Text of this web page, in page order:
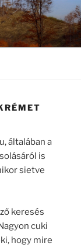
általában a
is
sietve
keresés
cuki
hogy mire